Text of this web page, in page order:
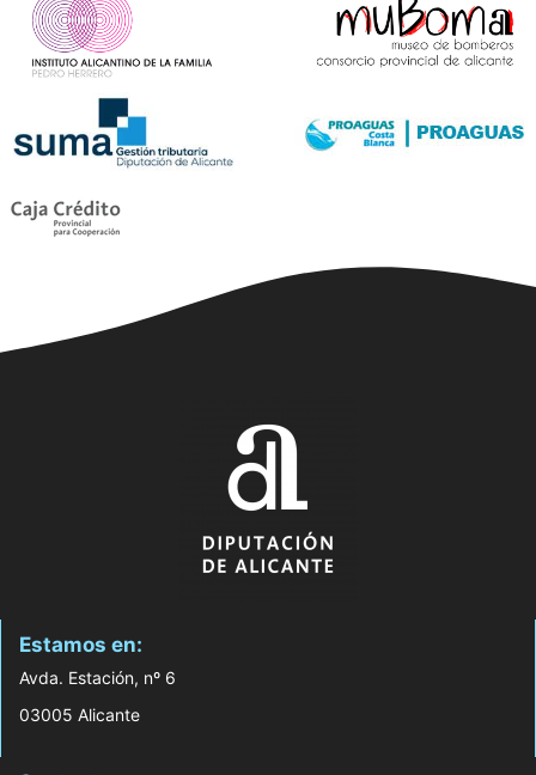
Estamos en:
Avda. Estación, nº 6
03005 Alicante